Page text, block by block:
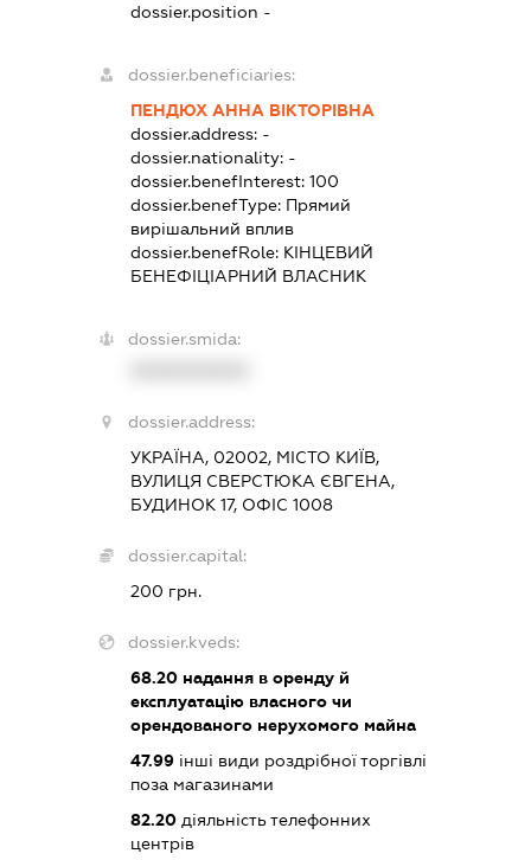
dossier.position -
dossier.beneficiaries:
ПЕНДЮХ АННА ВІКТОРІВНА
dossier.address: -
dossier.nationality: -
dossier.benefInterest: 100
dossier.benefType: Прямий
вирішальний вплив
dossier.benefRole: КІНЦЕВИЙ
БЕНЕФІЦІАРНИЙ ВЛАСНИК
dossier.smida:
dossier.address:
УКРАЇНА, 02002, МІСТО КИЇВ,
ВУЛИЦЯ СВЕРСТЮКА ЄВГЕНА,
БУДИНОК 17, ОФІС 1008
dossier.capital:
200 грн.
dossier.kveds:
68.20надання в оренду й
експлуатацію власного чи
орендованого нерухомого майна
47.99інші види роздрібної торгівлі
поза магазинами
82.20діяльність телефонних
центрів